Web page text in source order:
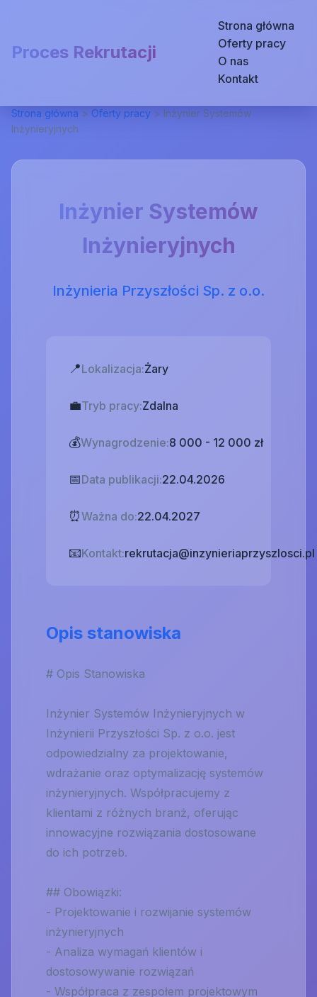
Proces Rekrutacji
Strona główna
Oferty pracy
O nas
Kontakt
Strona główna > Oferty pracy > Inżynier Systemów
Inżynieryjnych
Inżynier Systemów
Inżynieryjnych
Inżynieria Przyszłości Sp. z o.o.
📍Lokalizacja:Żary
💼Tryb pracy:Zdalna
💰Wynagrodzenie:8 000 - 12 000 zł
📅Data publikacji:22.04.2026
⏰Ważna do:22.04.2027
📧Kontakt:rekrutacja@inzynieriaprzyszlosci.pl
Opis stanowiska
# Opis Stanowiska
Inżynier Systemów Inżynieryjnych w
Inżynierii Przyszłości Sp. z o.o. jest
odpowiedzialny za projektowanie,
wdrażanie oraz optymalizację systemów
inżynieryjnych. Współpracujemy z
klientami z różnych branż, oferując
innowacyjne rozwiązania dostosowane
do ich potrzeb.
## Obowiązki:
- Projektowanie i rozwijanie systemów
inżynieryjnych
- Analiza wymagań klientów i
dostosowywanie rozwiązań
- Współpraca z zespołem projektowym